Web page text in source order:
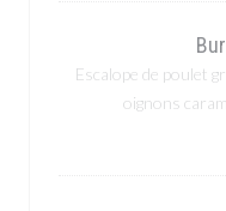
Escalope de poulet
oignons